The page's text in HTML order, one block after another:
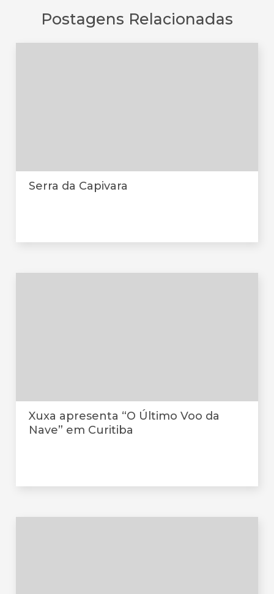
Postagens Relacionadas
Serra da Capivara
Xuxa apresenta “O Último Voo da
Nave” em Curitiba